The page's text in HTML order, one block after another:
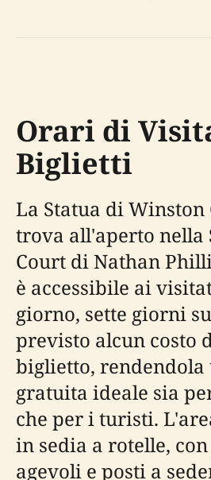
Orari di
Biglietti
La Statua di
trova all'aperto nella
Court di Nathan
è accessibile ai
giorno, sette giorni
previsto alcun costo
biglietto,
gratuita ideale sia
che per i turisti.
in sedia a rotelle,
agevoli e posti a